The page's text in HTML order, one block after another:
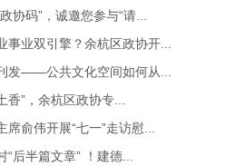
协码”，诚邀您参与“请...
事业双引擎？余杭区政协开...
发——公共文化空间如何从...
香”，余杭区政协专...
席俞伟开展“七一”走访慰...
后半篇文章” ！建德...